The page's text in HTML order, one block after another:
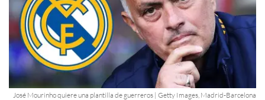
José Mourinho quiere una plantilla de guerreros | Getty Images, Madrid-Barcelona